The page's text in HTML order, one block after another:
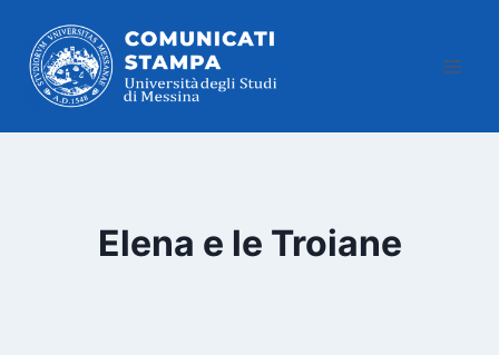
contenuto
Elena e le Troiane